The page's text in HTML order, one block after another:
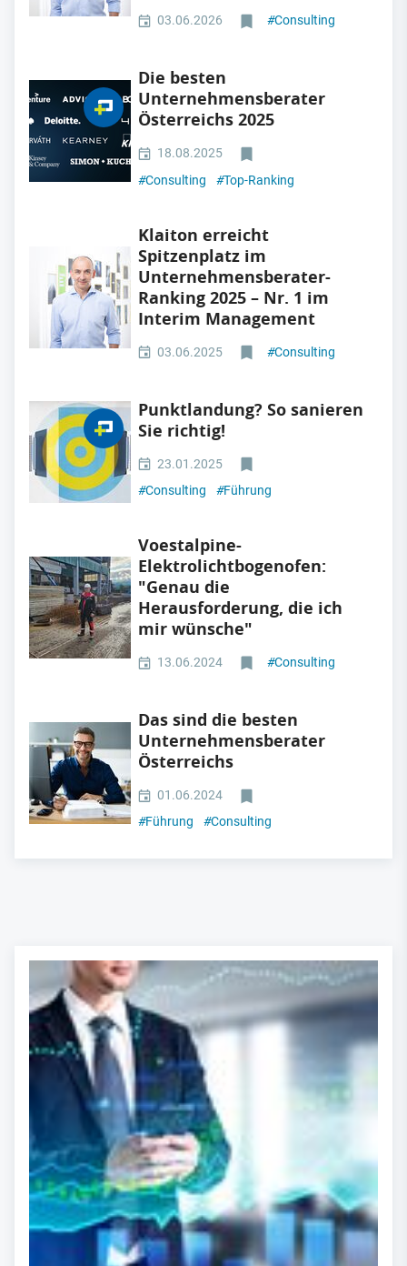
03.06.2026 #Consulting
Die besten
Unternehmensberater
Österreichs 2025
18.08.2025
#Consulting #Top-Ranking
Klaiton erreicht
Spitzenplatz im
Unternehmensberater-
Ranking 2025 – Nr. 1 im
Interim Management
03.06.2025 #Consulting
Punktlandung? So sanieren
Sie richtig!
23.01.2025
#Consulting #Führung
Voestalpine-
Elektrolichtbogenofen:
"Genau die
Herausforderung, die ich
mir wünsche"
13.06.2024 #Consulting
Das sind die besten
Unternehmensberater
Österreichs
01.06.2024
#Führung #Consulting